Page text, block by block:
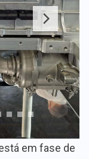
em fase de